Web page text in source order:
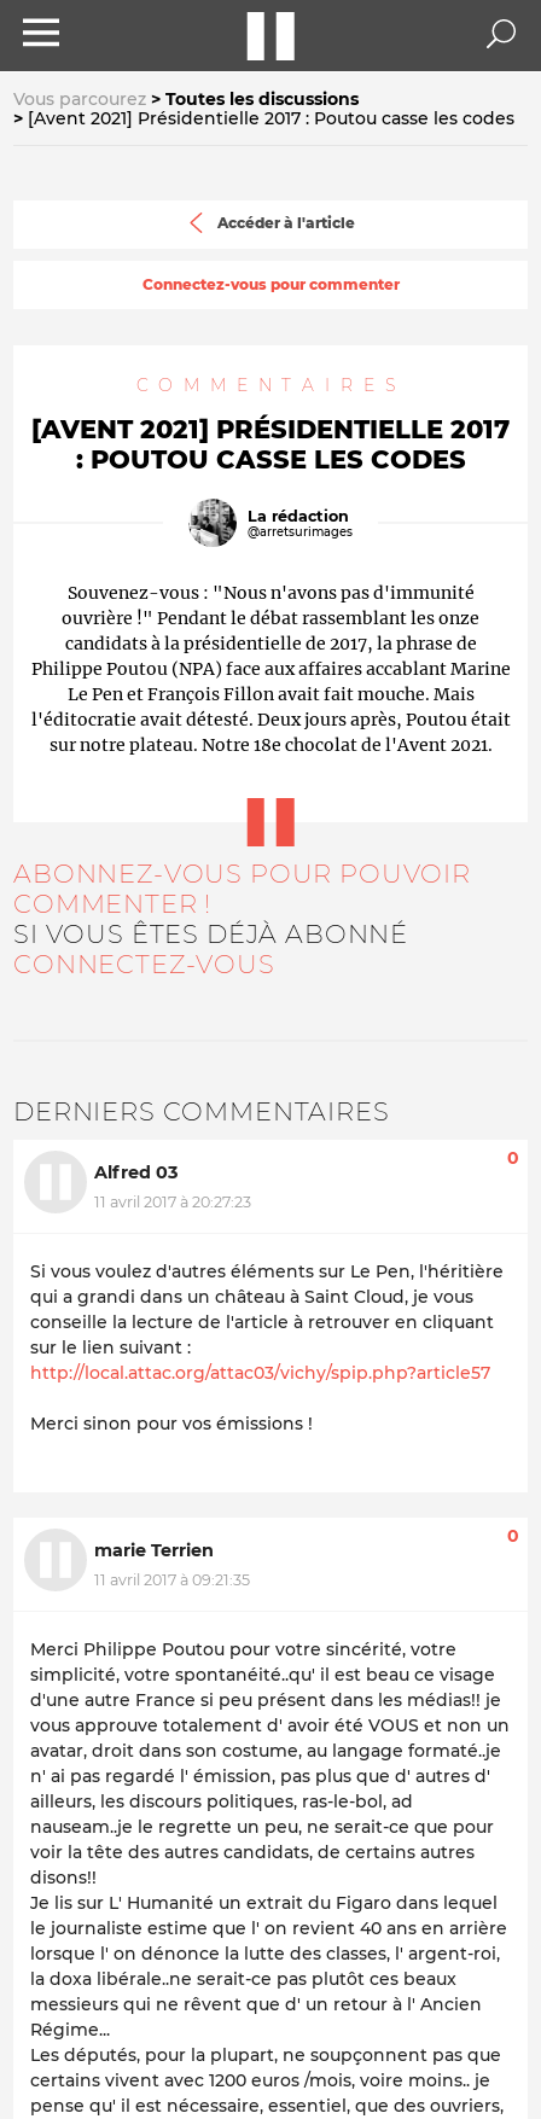
Vous parcourez
Toutes les discussions
[Avent 2021] Présidentielle 2017 : Poutou casse les codes
Accéder à l'article
Connectez-vous pour commenter
COMMENTAIRES
[AVENT 2021] PRÉSIDENTIELLE 2017
: POUTOU CASSE LES CODES
La rédaction
@arretsurimages
Souvenez-vous : "Nous n'avons pas d'immunité
ouvrière !" Pendant le débat rassemblant les onze
candidats à la présidentielle de 2017, la phrase de
Philippe Poutou (NPA) face aux affaires accablant Marine
Le Pen et François Fillon avait fait mouche. Mais
l'éditocratie avait détesté. Deux jours après, Poutou était
sur notre plateau. Notre 18e chocolat de l'Avent 2021.
ABONNEZ-VOUS POUR POUVOIR
COMMENTER !
SI VOUS ÊTES DÉJÀ ABONNÉ
CONNECTEZ-VOUS
DERNIERS COMMENTAIRES
Alfred 03
11 avril 2017 à 20:27:23
0
Si vous voulez d'autres éléments sur Le Pen, l'héritière
qui a grandi dans un château à Saint Cloud, je vous
conseille la lecture de l'article à retrouver en cliquant
sur le lien suivant :
http://local.attac.org/attac03/vichy/spip.php?article57
Merci sinon pour vos émissions !
marie Terrien
11 avril 2017 à 09:21:35
0
Merci Philippe Poutou pour votre sincérité, votre
simplicité, votre spontanéité..qu' il est beau ce visage
d'une autre France si peu présent dans les médias!! je
vous approuve totalement d' avoir été VOUS et non un
avatar, droit dans son costume, au langage formaté..je
n' ai pas regardé l' émission, pas plus que d' autres d'
ailleurs, les discours politiques, ras-le-bol, ad
nauseam..je le regrette un peu, ne serait-ce que pour
voir la tête des autres candidats, de certains autres
disons!!
Je lis sur L' Humanité un extrait du Figaro dans lequel
le journaliste estime que l' on revient 40 ans en arrière
lorsque l' on dénonce la lutte des classes, l' argent-roi,
la doxa libérale..ne serait-ce pas plutôt ces beaux
messieurs qui ne rêvent que d' un retour à l' Ancien
Régime...
Les députés, pour la plupart, ne soupçonnent pas que
certains vivent avec 1200 euros /mois, voire moins.. je
pense qu' il est nécessaire, essentiel, que des ouvriers,